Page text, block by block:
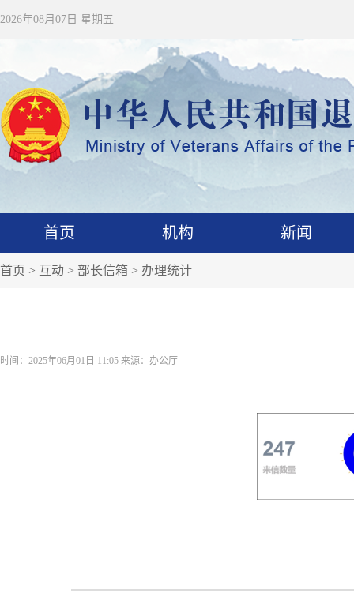
2026年08月07日 星期五
首页 机构 新闻
首页 > 互动 > 部长信箱 > 办理统计
时间：2025年06月01日 11:05 来源：办公厅